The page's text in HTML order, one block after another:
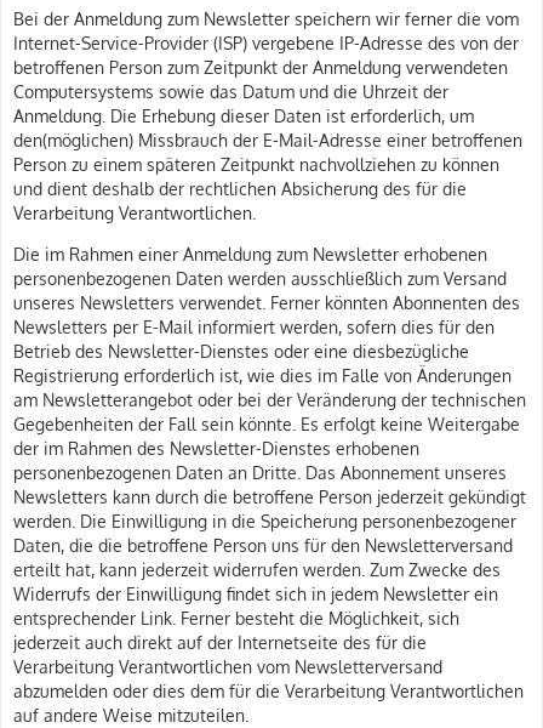
Bei der Anmeldung zum Newsletter speichern wir ferner die vom
Internet-Service-Provider (ISP) vergebene IP-Adresse des von der
betroffenen Person zum Zeitpunkt der Anmeldung verwendeten
Computersystems sowie das Datum und die Uhrzeit der
Anmeldung. Die Erhebung dieser Daten ist erforderlich, um
den(möglichen) Missbrauch der E-Mail-Adresse einer betroffenen
Person zu einem späteren Zeitpunkt nachvollziehen zu können
und dient deshalb der rechtlichen Absicherung des für die
Verarbeitung Verantwortlichen.
Die im Rahmen einer Anmeldung zum Newsletter erhobenen
personenbezogenen Daten werden ausschließlich zum Versand
unseres Newsletters verwendet. Ferner könnten Abonnenten des
Newsletters per E-Mail informiert werden, sofern dies für den
Betrieb des Newsletter-Dienstes oder eine diesbezügliche
Registrierung erforderlich ist, wie dies im Falle von Änderungen
am Newsletterangebot oder bei der Veränderung der technischen
Gegebenheiten der Fall sein könnte. Es erfolgt keine Weitergabe
der im Rahmen des Newsletter-Dienstes erhobenen
personenbezogenen Daten an Dritte. Das Abonnement unseres
Newsletters kann durch die betroffene Person jederzeit gekündigt
werden. Die Einwilligung in die Speicherung personenbezogener
Daten, die die betroffene Person uns für den Newsletterversand
erteilt hat, kann jederzeit widerrufen werden. Zum Zwecke des
Widerrufs der Einwilligung findet sich in jedem Newsletter ein
entsprechender Link. Ferner besteht die Möglichkeit, sich
jederzeit auch direkt auf der Internetseite des für die
Verarbeitung Verantwortlichen vom Newsletterversand
abzumelden oder dies dem für die Verarbeitung Verantwortlichen
auf andere Weise mitzuteilen.